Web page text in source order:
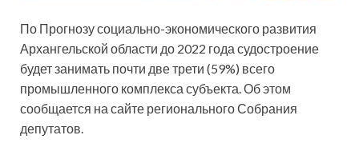
По Прогнозу социально-экономического развития
Архангельской области до 2022 года судостроение
будет занимать почти две трети (59%) всего
промышленного комплекса субъекта. Об этом
сообщается на сайте регионального Собрания
депутатов.